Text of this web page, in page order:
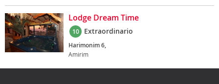
Lodge Dream Time
10 Extraordinario
Harimonim 6,
Amirim